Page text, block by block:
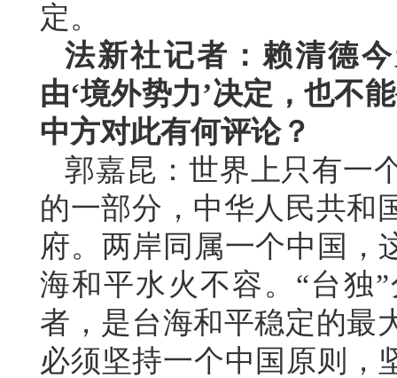
定。
法新社记者：赖清德
由‘境外势力’决定，也不
中方对此有何评论？
郭嘉昆：世界上只有一
的一部分，中华人民共和
府。两岸同属一个中国，
海和平水火不容。“台独
者，是台海和平稳定的最
必须坚持一个中国原则，